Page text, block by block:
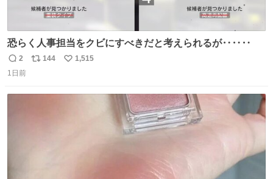
恐らく人事担当をクビにすべきだと考えられるが‥‥‥
返
信
2
リ
144
い
1,515
1日前